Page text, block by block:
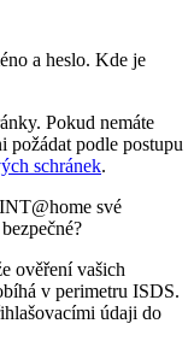
a heslo. Kde je
Pokud nemáte
požádat podle postupu
schránek.
své
ověření vašich
v perimetru ISDS.
údaji do